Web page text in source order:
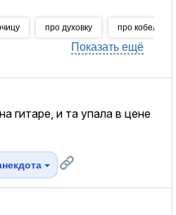
про духовку про кобелей
Показать ещё
гитаре, и та упала в цене